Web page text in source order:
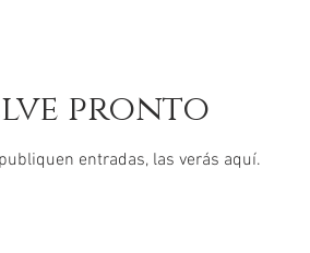
pronto
entradas, las verás aquí.